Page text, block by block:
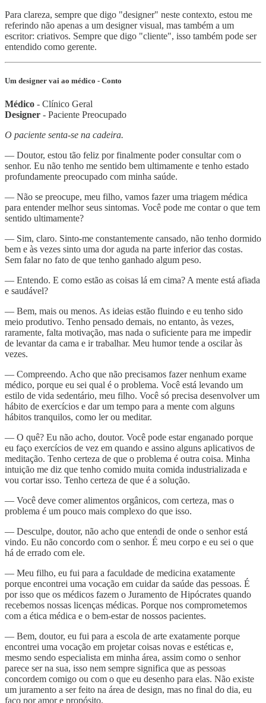
Para clareza, sempre que digo "designer" neste contexto, estou me
referindo não apenas a um designer visual, mas também a um
escritor: criativos. Sempre que digo "cliente", isso também pode ser
entendido como gerente.
Um designer vai ao médico - Conto
Médico - Clínico Geral
Designer - Paciente Preocupado
O paciente senta-se na cadeira.
— Doutor, estou tão feliz por finalmente poder consultar com o
senhor. Eu não tenho me sentido bem ultimamente e tenho estado
profundamente preocupado com minha saúde.
— Não se preocupe, meu filho, vamos fazer uma triagem médica
para entender melhor seus sintomas. Você pode me contar o que tem
sentido ultimamente?
— Sim, claro. Sinto-me constantemente cansado, não tenho dormido
bem e às vezes sinto uma dor aguda na parte inferior das costas.
Sem falar no fato de que tenho ganhado algum peso.
— Entendo. E como estão as coisas lá em cima? A mente está afiada
e saudável?
— Bem, mais ou menos. As ideias estão fluindo e eu tenho sido
meio produtivo. Tenho pensado demais, no entanto, às vezes,
raramente, falta motivação, mas nada o suficiente para me impedir
de levantar da cama e ir trabalhar. Meu humor tende a oscilar às
vezes.
— Compreendo. Acho que não precisamos fazer nenhum exame
médico, porque eu sei qual é o problema. Você está levando um
estilo de vida sedentário, meu filho. Você só precisa desenvolver um
hábito de exercícios e dar um tempo para a mente com alguns
hábitos tranquilos, como ler ou meditar.
— O quê? Eu não acho, doutor. Você pode estar enganado porque
eu faço exercícios de vez em quando e assino alguns aplicativos de
meditação. Tenho certeza de que o problema é outra coisa. Minha
intuição me diz que tenho comido muita comida industrializada e
vou cortar isso. Tenho certeza de que é a solução.
— Você deve comer alimentos orgânicos, com certeza, mas o
problema é um pouco mais complexo do que isso.
— Desculpe, doutor, não acho que entendi de onde o senhor está
vindo. Eu não concordo com o senhor. É meu corpo e eu sei o que
há de errado com ele.
— Meu filho, eu fui para a faculdade de medicina exatamente
porque encontrei uma vocação em cuidar da saúde das pessoas. É
por isso que os médicos fazem o Juramento de Hipócrates quando
recebemos nossas licenças médicas. Porque nos comprometemos
com a ética médica e o bem-estar de nossos pacientes.
— Bem, doutor, eu fui para a escola de arte exatamente porque
encontrei uma vocação em projetar coisas novas e estéticas e,
mesmo sendo especialista em minha área, assim como o senhor
parece ser na sua, isso nem sempre significa que as pessoas
concordem comigo ou com o que eu desenho para elas. Não existe
um juramento a ser feito na área de design, mas no final do dia, eu
faço por amor e propósito.